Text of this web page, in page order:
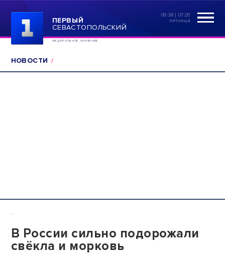
ПЕРВЫЙ
СЕВАСТОПОЛЬСКИЙ
ФЕДЕРАЛЬНОЕ ЗНАЧЕНИЕ
09:38 | 07.26
пятница
НОВОСТИ
.
В России сильно подорожали
свёкла и морковь